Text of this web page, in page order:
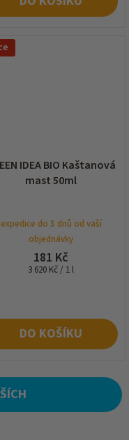
IDEA BIO Kaštanová
mast 50ml
expedice do 3 dnů od vaší
objednávky
181 Kč
Měrná
3 620 Kč / 1 l
DO KOŠÍKU